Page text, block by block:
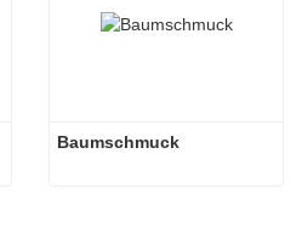
Baumschmuck